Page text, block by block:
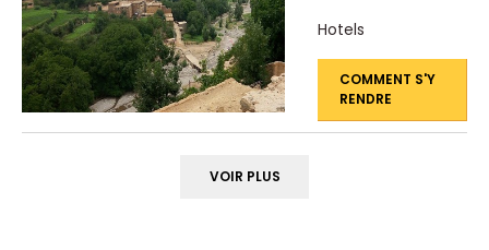
Hotels
COMMENT S'Y
RENDRE
VOIR PLUS